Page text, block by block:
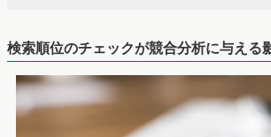
検索順位のチェックが競合分析に与える